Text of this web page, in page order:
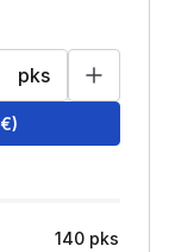
pks
€)
140 pks